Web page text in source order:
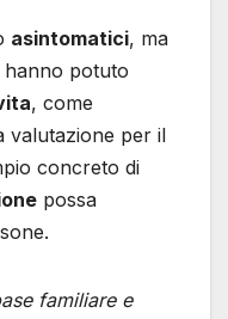
asintomatici, ma
hanno potuto
, come
valutazione per il
concreto di
possa
familiare e